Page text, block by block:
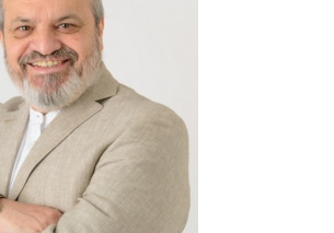
nombre, correo electrónico y web en
para la próxima vez que
protegido por
y laPolítica de